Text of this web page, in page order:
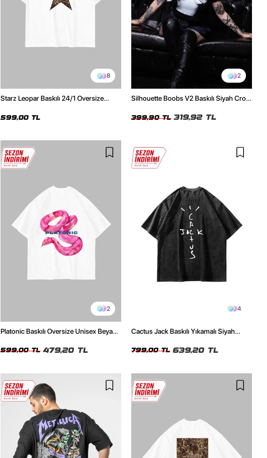
8
Starz Leopar Baskılı 24/1 Oversize
599,00 TL
2
Silhouette Boobs V2 Baskılı Siyah Crop
399,90 TL 319,92 TL
2
Platonic Baskılı Oversize Unisex Beyaz
599,00 TL 479,20 TL
4
Cactus Jack Baskılı Yıkamalı Siyah
799,00 TL 639,20 TL